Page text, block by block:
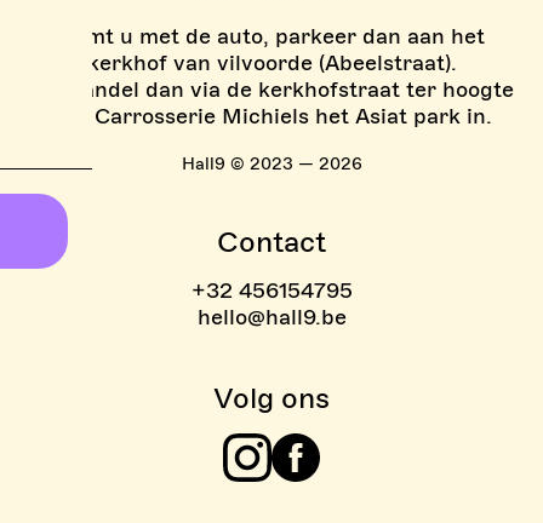
Komt u met de auto, parkeer dan aan het
kerkhof van vilvoorde (Abeelstraat).
En wandel dan via de kerkhofstraat ter hoogte
van Carrosserie Michiels het Asiat park in.
Hall9 © 2023 — 2026
Contact
+32 456154795
hello@hall9.be
Volg ons